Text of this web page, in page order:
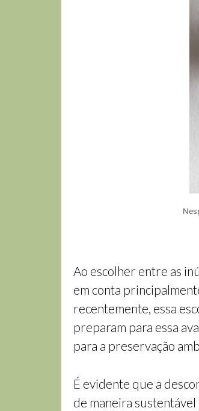
Ao escolher entre as
em conta
recentemente, essa
preparam para essa
para a preservação
É evidente que a
de maneira